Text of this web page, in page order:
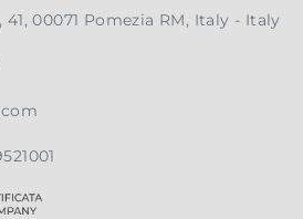
00071 Pomezia RM, Italy - Italy